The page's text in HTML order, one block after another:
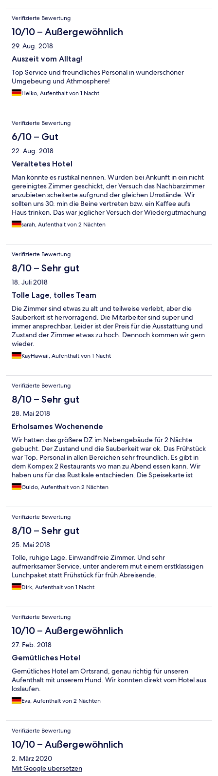
Verifizierte Bewertung
10/10 – Außergewöhnlich
29. Aug. 2018
Auszeit vom Alltag!
Top Service und freundliches Personal in wunderschöner
Umgebeung und Athmosphere!
Heiko, Aufenthalt von 1 Nacht
Verifizierte Bewertung
6/10 – Gut
22. Aug. 2018
Veraltetes Hotel
Man könnte es rustikal nennen. Wurden bei Ankunft in ein nicht
gereinigtes Zimmer geschickt, der Versuch das Nachbarzimmer
anzubieten scheiterte aufgrund der gleichen Umstände. Wir
sollten uns 30. min die Beine vertreten bzw. ein Kaffee aufs
Haus trinken. Das war jeglicher Versuch der Wiedergutmachung
( für ein Hotel mit 4 Sternen in der preisklasse, 2NÄ/350€)
lächerlich.. Service war langsam, keine Ahnung über
veraltet. Schöner Balkon
sarah, Aufenthalt von 2 Nächten
Verifizierte Bewertung
8/10 – Sehr gut
18. Juli 2018
Tolle Lage, tolles Team
Die Zimmer sind etwas zu alt und teilweise verlebt, aber die
Sauberkeit ist hervorragend. Die Mitarbeiter sind super und
immer ansprechbar. Leider ist der Preis für die Ausstattung und
Zustand der Zimmer etwas zu hoch. Dennoch kommen wir gern
wieder.
KayHawaii, Aufenthalt von 1 Nacht
Verifizierte Bewertung
8/10 – Sehr gut
28. Mai 2018
Erholsames Wochenende
Wir hatten das größere DZ im Nebengebäude für 2 Nächte
gebucht. Der Zustand und die Sauberkeit war ok. Das Frühstück
war Top. Personal in allen Bereichen sehr freundlich. Es gibt in
dem Kompex 2 Restaurants wo man zu Abend essen kann. Wir
haben uns für das Rustikale entschieden. Die Speisekarte ist
sehr übersichtlich. Aber alles was wir bestellt hatten war vom
Geschmack und von der Qualität sehr gut. Wer außerhalb essen
dem Taxi. Es gibt noch 3 Restaurants in der Nähe. Das eine hat
nur bis 18 Uhr Küche das andere hat zu unserer Zeit eine
größere Seniorengruppe beköstig so das wir nicht von der
Karte wählen konnten. Das dritte hatte geschlossen. Der
Wellnessbereich ist für die Anzahl der Zimmer etwas klein. Aber
obwohl wir am Wochenende dort waren hatten sich jedoch nie
mehr wie 6 Personen dort Befunden. Also es war immer
ausreichend Platz. Alles in allem war es ein erholsames
Wochenende. Wir kommen wieder
Guido, Aufenthalt von 2 Nächten
Verifizierte Bewertung
8/10 – Sehr gut
25. Mai 2018
Tolle, ruhige Lage. Einwandfreie Zimmer. Und sehr
aufmerksamer Service, unter anderem mut einem erstklassigen
Lunchpaket statt Frühstück für früh Abreisende.
Dirk, Aufenthalt von 1 Nacht
Verifizierte Bewertung
10/10 – Außergewöhnlich
27. Feb. 2018
Gemütliches Hotel
Gemütliches Hotel am Ortsrand, genau richtig für unseren
Aufenthalt mit unserem Hund. Wir konnten direkt vom Hotel aus
loslaufen.
Eva, Aufenthalt von 2 Nächten
Verifizierte Bewertung
10/10 – Außergewöhnlich
2. März 2020
Mit Google übersetzen